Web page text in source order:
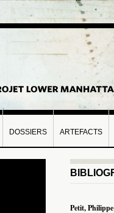
DOSSIERS ARTEFACTS
Petit, Philippe